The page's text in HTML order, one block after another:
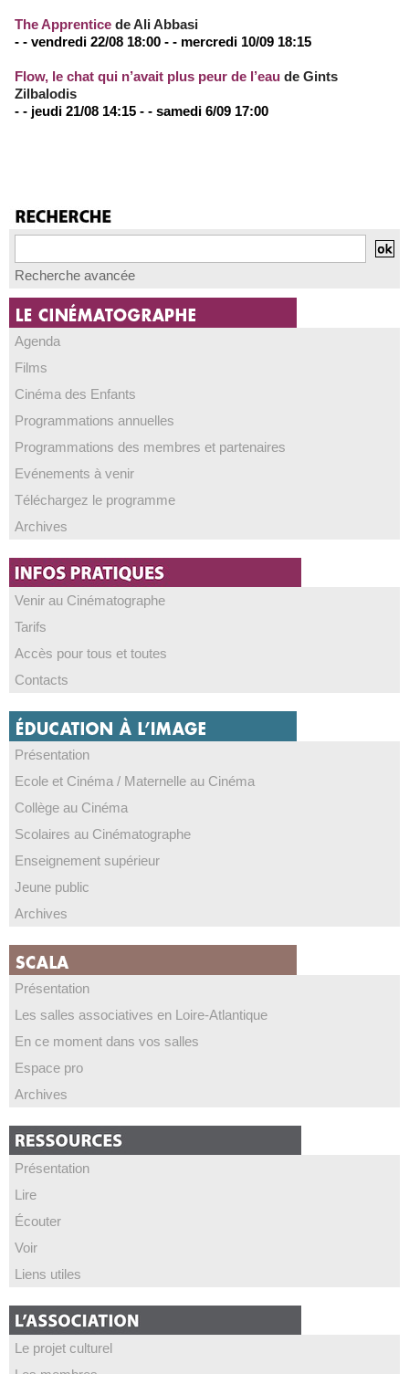
The Apprentice de Ali Abbasi
- - vendredi 22/08 18:00 - - mercredi 10/09 18:15
Flow, le chat qui n’avait plus peur de l’eau de Gints
Zilbalodis
- - jeudi 21/08 14:15 - - samedi 6/09 17:00
Recherche avancée
Agenda
Films
Cinéma des Enfants
Programmations annuelles
Programmations des membres et partenaires
Evénements à venir
Téléchargez le programme
Archives
Venir au Cinématographe
Tarifs
Accès pour tous et toutes
Contacts
Présentation
Ecole et Cinéma / Maternelle au Cinéma
Collège au Cinéma
Scolaires au Cinématographe
Enseignement supérieur
Jeune public
Archives
Présentation
Les salles associatives en Loire-Atlantique
En ce moment dans vos salles
Espace pro
Archives
Présentation
Lire
Écouter
Voir
Liens utiles
Le projet culturel